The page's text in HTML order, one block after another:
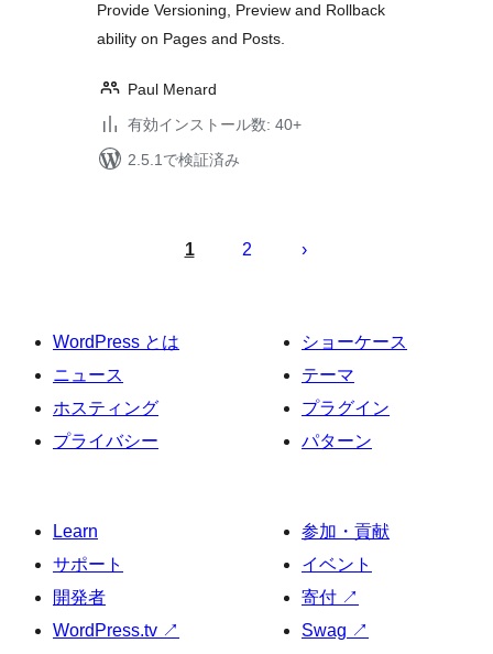
Provide Versioning, Preview and Rollback
ability on Pages and Posts.
Paul Menard
有効インストール数: 40+
2.5.1で検証済み
ー
ジ
送
り
1 2
WordPress とは
ニュース
ホスティング
プライバシー
ショーケース
テーマ
プラグイン
パターン
Learn
サポート
開発者
WordPress.tv ↗
参加・貢献
イベント
寄付 ↗
Swag ↗